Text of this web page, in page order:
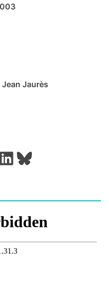
Jaurès
LinkedIn Bluesky